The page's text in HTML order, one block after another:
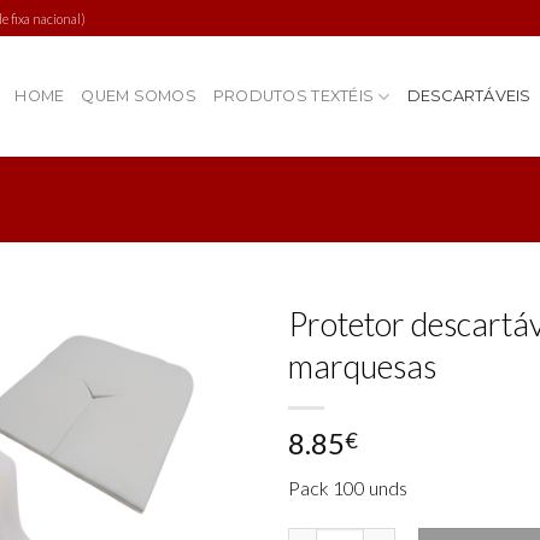
fixa nacional)
HOME QUEM SOMOS PRODUTOS TEXTÉIS DESCARTÁVEIS
Add to
wishlist
Protetor
marquesas
8.85€
Pack 100 unds